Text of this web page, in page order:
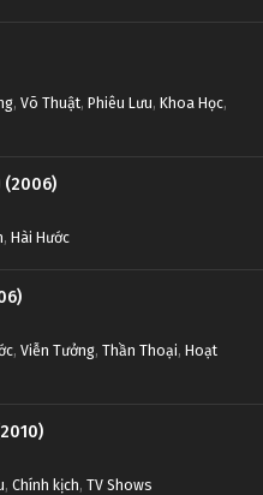
, Võ Thuật, Phiêu Lưu, Khoa Học,
(2006)
, Hài Hước
, Viễn Tưởng, Thần Thoại, Hoạt
, Chính kịch, TV Shows